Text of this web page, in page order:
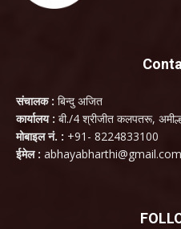
संचालक : बिन्दु अजित
कार्यालय : बी./4 श्रीजीत कलपतरू,
मोबाइल नं. : +91- 8224833100
ईमेल : abhayabharthi@gmail.com